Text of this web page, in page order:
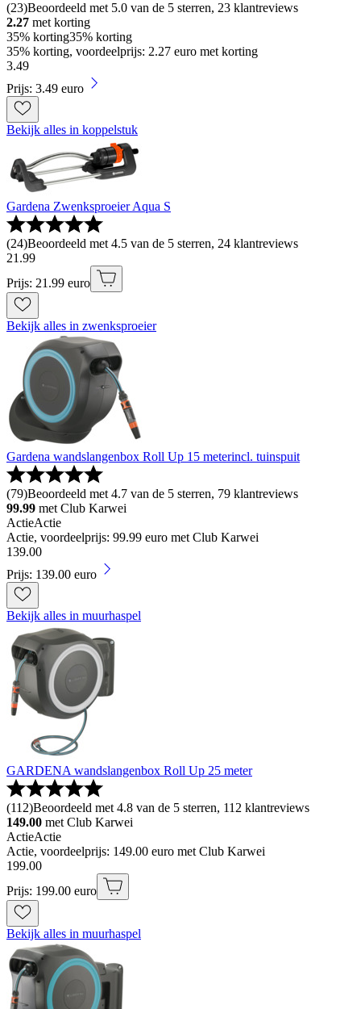
(23)Beoordeeld met 5.0 van de 5 sterren, 23 klantreviews
2.27 met korting
35% korting35% korting
35% korting, voordeelprijs: 2.27 euro met korting
3.49
Prijs: 3.49 euro
Bekijk alles in koppelstuk
Gardena Zwenksproeier Aqua S
(24)Beoordeeld met 4.5 van de 5 sterren, 24 klantreviews
21.99
Prijs: 21.99 euro
Bekijk alles in zwenksproeier
Gardena wandslangenbox Roll Up 15 meterincl. tuinspuit
(79)Beoordeeld met 4.7 van de 5 sterren, 79 klantreviews
99.99 met Club Karwei
ActieActie
Actie, voordeelprijs: 99.99 euro met Club Karwei
139.00
Prijs: 139.00 euro
Bekijk alles in muurhaspel
GARDENA wandslangenbox Roll Up 25 meter
(112)Beoordeeld met 4.8 van de 5 sterren, 112 klantreviews
149.00 met Club Karwei
ActieActie
Actie, voordeelprijs: 149.00 euro met Club Karwei
199.00
Prijs: 199.00 euro
Bekijk alles in muurhaspel